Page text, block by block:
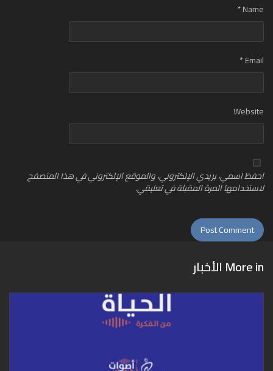
Name
*
Email
*
Website
احفظ اسمي، بريدي الإلكتروني، والموقع الإلكتروني في هذا المتصفح
لاستخدامها المرة المقبلة في تعليقي.
More in الأخبار